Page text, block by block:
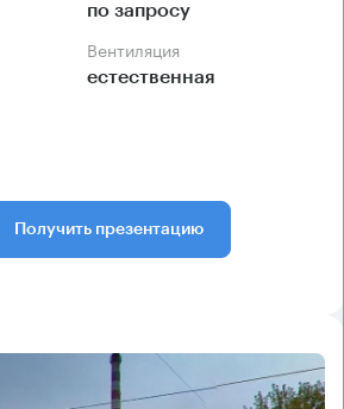
по запросу
Вентиляция
естественная
Получить презентацию